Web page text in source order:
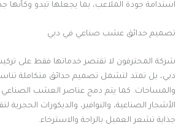
استدامة جودة الملاعب، بما يجعلها تبدو وكأنها
تصميم حدائق عشب صناعي في دبي
شركة المحترفون لا تقتصر خدماتها فقط على
دبي، بل تمتد لتشمل تصميم حدائق متكاملة
والمساحات. كما يتم دمج عناصر العشب الصناعي
الأشجار الصناعية، والنوافير، والديكورات
جذابة تشعر العميل بالراحة والاسترخاء.